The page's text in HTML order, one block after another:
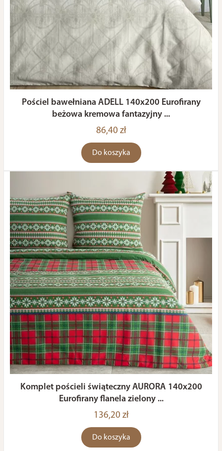
Pościel bawełniana ADELL 140x200 Eurofirany
beżowa kremowa fantazyjny ...
86,40 zł
Do koszyka
Komplet pościeli świąteczny AURORA 140x200
Eurofirany flanela zielony ...
136,20 zł
Do koszyka